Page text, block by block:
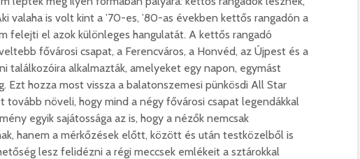
valaha is volt kint a ’70-es, ’80-as években kettős rangadón a
felejti el azok különleges hangulatát. A kettős rangadó
fővárosi csapat, a Ferencváros, a Honvéd, az Újpest és a
találkozóira alkalmazták, amelyeket egy napon, egymást
Ezt hozza most vissza a balatonszemesi pünkösdi All Star
tovább növeli, hogy mind a négy fővárosi csapat legendákkal
egyik sajátossága az is, hogy a nézők nemcsak
hanem a mérkőzések előtt, között és után testközelből is
lesz felidézni a régi meccsek emlékeit a sztárokkal